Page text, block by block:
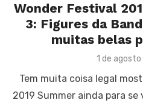
Wonder Festival
3: Figures da
muitas belas
Posted
1 de
Tem muita coisa legal
2019 Summer ainda para